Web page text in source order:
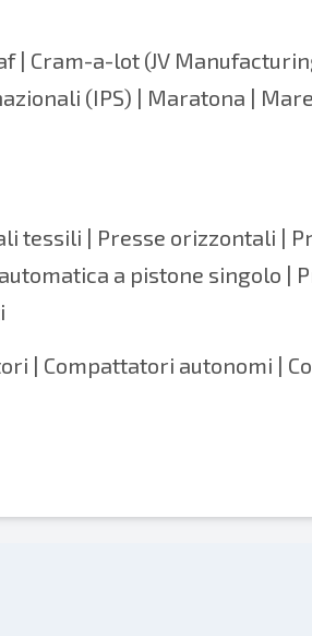
| Cram-a-lot (JV
(IPS) | Maratona |
tessili | Presse orizzontali |
a pistone singolo |
| Compattatori autonomi |